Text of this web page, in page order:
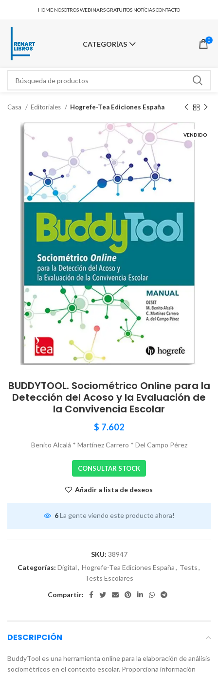
HOME NOSOTROSWEBINARS GRATUITOS NOTÍCIASCONTACTO
CATEGORÍAS 0
Casa Editoriales Hogrefe-Tea Ediciones España
VENDIDO
BUDDYTOOL. Sociométrico Online para la
Detección del Acoso y la Evaluación de
la Convivencia Escolar
$ 7.602
Benito Alcalá * Martínez Carrero * Del Campo Pérez
CONSULTAR STOCK
Añadir a lista de deseos
6 La gente viendo este producto ahora!
SKU: 38947
Categorías: Digital, Hogrefe-Tea Ediciones España, Tests,
Tests Escolares
Compartir:
DESCRIPCIÓN
BuddyTool es una herramienta online para la elaboración de análisis
sociométricos en el contexto escolar. Proporciona información